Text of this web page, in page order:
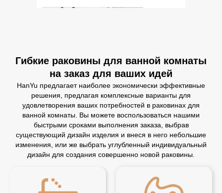
Гибкие раковины для ванной комнаты
на заказ для ваших идей
HanYu предлагает наиболее экономически эффективные
решения, предлагая комплексные варианты для
удовлетворения ваших потребностей в раковинах для
ванной комнаты. Вы можете воспользоваться нашими
быстрыми сроками выполнения заказа, выбрав
существующий дизайн изделия и внеся в него небольшие
изменения, или же выбрать углубленный индивидуальный
дизайн для создания совершенно новой раковины.